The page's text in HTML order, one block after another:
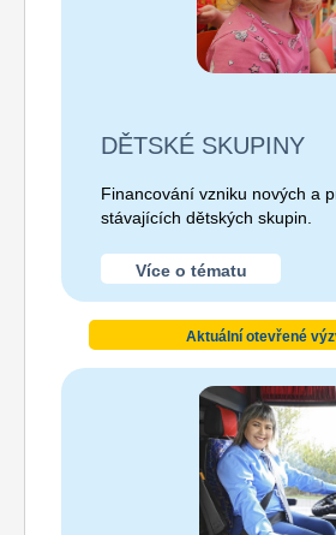
DĚTSKÉ SKUPINY
Financování vzniku nových a
stávajících dětských skupin.
Více o tématu
Aktuální otevřené